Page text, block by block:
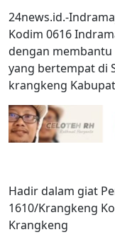
24news.id.-
Kodim 0616
dengan
yang bertempat di
krangkeng
Hadir dalam giat
1610/Krangkeng
Krangkeng